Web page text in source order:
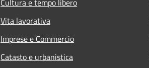
Vita lavorativa
Imprese e Commercio
Catasto e urbanistica